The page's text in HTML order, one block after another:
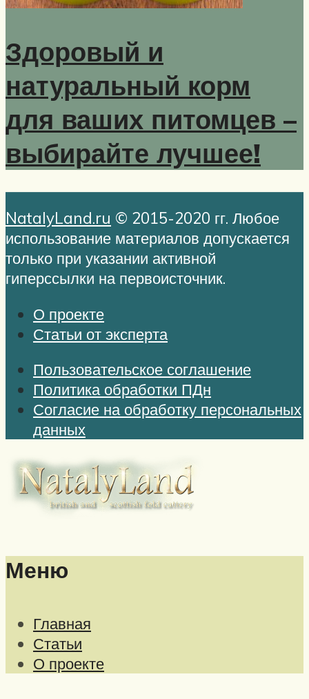
Здоровый и
натуральный корм
для ваших питомцев –
выбирайте лучшее!
NatalyLand.ru © 2015-2020 гг. Любое
использование материалов допускается
только при указании активной
гиперссылки на первоисточник.
О проекте
Статьи от эксперта
Пользовательское соглашение
Политика обработки ПДн
Согласие на обработку персональных
данных
Меню
Главная
Статьи
О проекте